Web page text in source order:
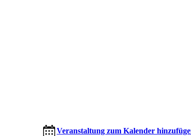
Veranstaltung zum Kalender